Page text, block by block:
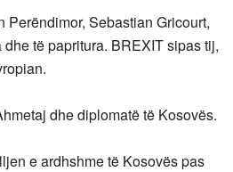
Sebastian Gricourt,
të papritura. BREXIT sipas tij,
dhe diplomatë të Kosovës.
e ardhshme të Kosovës pas